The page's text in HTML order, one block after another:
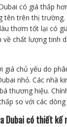
có giá thấp
tên trên thị trường.
thơm tốt lại có
chất lượng tinh
giá chủ yếu do
nhỏ. Các nhà
thương hiệu.
so với các
Dubai có thiết kế